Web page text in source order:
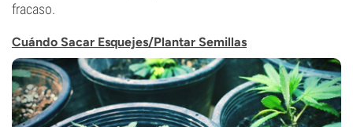
fracaso.
Cuándo Sacar Esquejes/Plantar Semillas